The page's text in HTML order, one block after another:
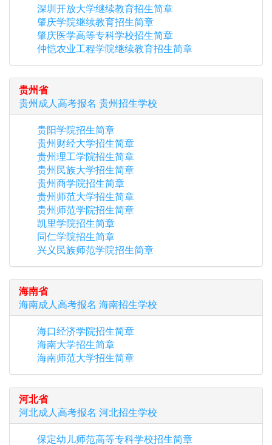
深圳开放大学继续教育招生简章
肇庆学院继续教育招生简章
肇庆医学高等专科学校招生简章
仲恺农业工程学院继续教育招生简章
贵州省
贵州成人高考报名 贵州招生学校
贵阳学院招生简章
贵州财经大学招生简章
贵州理工学院招生简章
贵州民族大学招生简章
贵州商学院招生简章
贵州师范大学招生简章
贵州师范学院招生简章
凯里学院招生简章
同仁学院招生简章
兴义民族师范学院招生简章
海南省
海南成人高考报名 海南招生学校
海口经济学院招生简章
海南大学招生简章
海南师范大学招生简章
河北省
河北成人高考报名 河北招生学校
保定幼儿师范高等专科学校招生简章